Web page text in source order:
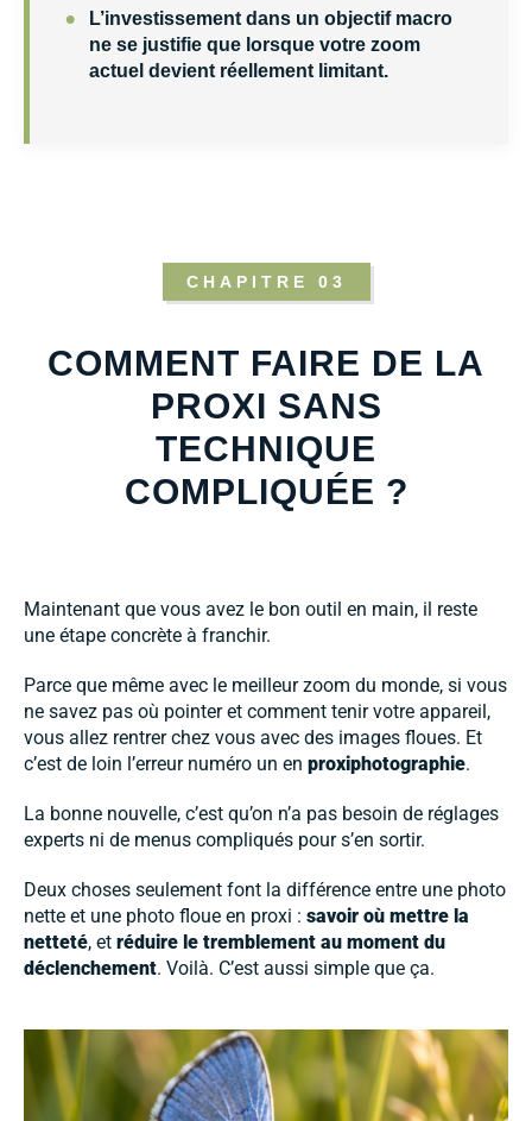
•
L’investissement dans un objectif macro
ne se justifie que lorsque votre zoom
actuel devient réellement limitant.
CHAPITRE 03
COMMENT FAIRE DE LA
PROXI SANS
TECHNIQUE
COMPLIQUÉE ?
Maintenant que vous avez le bon outil en main, il reste
une étape concrète à franchir.
Parce que même avec le meilleur zoom du monde, si vous
ne savez pas où pointer et comment tenir votre appareil,
vous allez rentrer chez vous avec des images floues. Et
c’est de loin l’erreur numéro un en proxiphotographie.
La bonne nouvelle, c’est qu’on n’a pas besoin de réglages
experts ni de menus compliqués pour s’en sortir.
Deux choses seulement font la différence entre une photo
nette et une photo floue en proxi : savoir où mettre la
netteté, et réduire le tremblement au moment du
déclenchement. Voilà. C’est aussi simple que ça.